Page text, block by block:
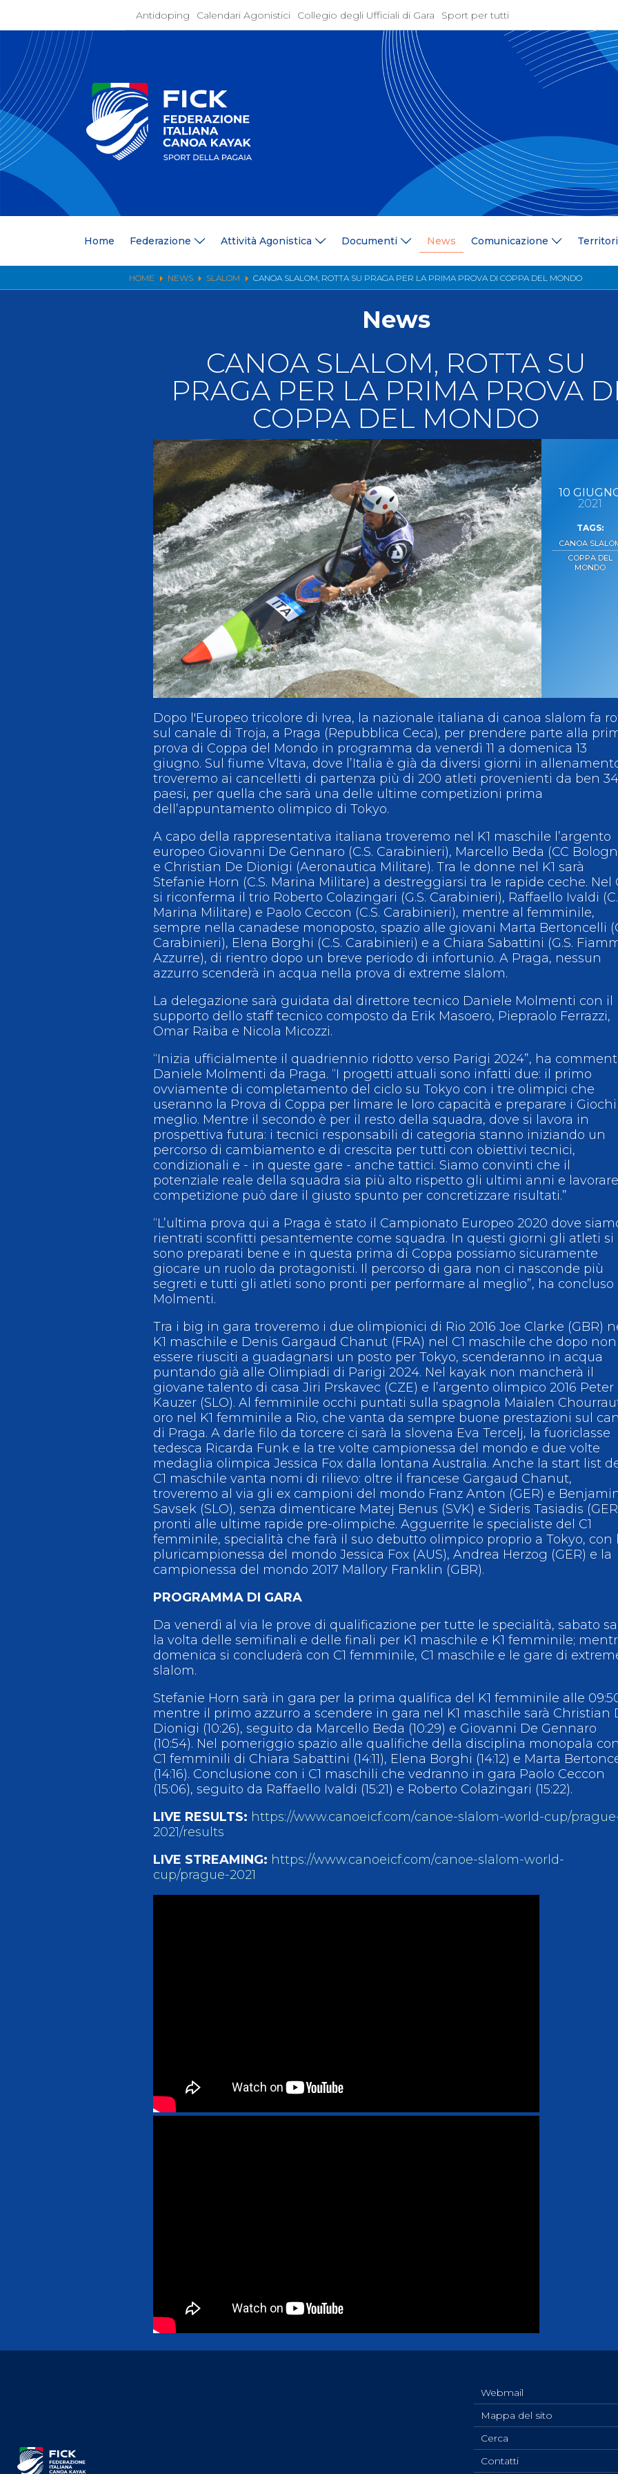
Antidoping Calendari Agonistici Collegio degli Ufficiali di Gara Sport per tutti
Home Federazione Attività Agonistica Documenti News Comunicazione
HOME NEWS SLALOM CANOA SLALOM, ROTTA SU PRAGA PER LA PRIMA PROVA DI COPPA DEL MONDO
Home
Whistleblowing
Attività Agonistica
Convocazioni
Documentazione Tecnica
Risultati On Line
Classifiche
FICK Coach
Dual Career
News Comunicazione
Ufficio Stampa
Territorio
Comitati/Delegati
Contatti e organigramma
Regolamento di Giustizia
Invito Pubblico Organi di Giustizia
Corte D'Appello Federale
Giudice Sportivo Nazionale
Antidoping Calendari Agonistici Collegio degli Ufficiali di Gara Sport per tutti
Mappa del sito Cerca Contatti Photogallery Videogallery Whistleblowing
Privacy Policy
Cookie policy
News
CANOA SLALOM, ROTTA SU
PRAGA PER LA PRIMA PROVA DI
COPPA DEL MONDO
10
2021
CANOA
COPPA DEL
MONDO
Dopo l'Europeo tricolore di Ivrea, la nazionale italiana di canoa slalom fa
sul canale di Troja, a Praga (Repubblica Ceca), per prendere parte alla
prova di Coppa del Mondo in programma da venerdì 11 a domenica 13
giugno. Sul fiume Vltava, dove l’Italia è già da diversi giorni in
troveremo ai cancelletti di partenza più di 200 atleti provenienti da ben 34
paesi, per quella che sarà una delle ultime competizioni prima
dell’appuntamento olimpico di Tokyo.
A capo della rappresentativa italiana troveremo nel K1 maschile l’argento
europeo Giovanni De Gennaro (C.S. Carabinieri), Marcello Beda (CC
e Christian De Dionigi (Aeronautica Militare). Tra le donne nel K1 sarà
Stefanie Horn (C.S. Marina Militare) a destreggiarsi tra le rapide ceche. Nel
si riconferma il trio Roberto Colazingari (G.S. Carabinieri), Raffaello Ivaldi
Marina Militare) e Paolo Ceccon (C.S. Carabinieri), mentre al femminile,
sempre nella canadese monoposto, spazio alle giovani Marta Bertoncelli
Carabinieri), Elena Borghi (C.S. Carabinieri) e a Chiara Sabattini (G.S.
Azzurre), di rientro dopo un breve periodo di infortunio. A Praga, nessun
azzurro scenderà in acqua nella prova di extreme slalom.
La delegazione sarà guidata dal direttore tecnico Daniele Molmenti con il
supporto dello staff tecnico composto da Erik Masoero, Piepraolo Ferrazzi,
Omar Raiba e Nicola Micozzi.
“Inizia ufficialmente il quadriennio ridotto verso Parigi 2024”, ha
Daniele Molmenti da Praga. “I progetti attuali sono infatti due: il primo
ovviamente di completamento del ciclo su Tokyo con i tre olimpici che
useranno la Prova di Coppa per limare le loro capacità e preparare i Giochi
meglio. Mentre il secondo è per il resto della squadra, dove si lavora in
prospettiva futura: i tecnici responsabili di categoria stanno iniziando un
percorso di cambiamento e di crescita per tutti con obiettivi tecnici,
condizionali e - in queste gare - anche tattici. Siamo convinti che il
potenziale reale della squadra sia più alto rispetto gli ultimi anni e
competizione può dare il giusto spunto per concretizzare risultati.”
“L’ultima prova qui a Praga è stato il Campionato Europeo 2020 dove
rientrati sconfitti pesantemente come squadra. In questi giorni gli atleti si
sono preparati bene e in questa prima di Coppa possiamo sicuramente
giocare un ruolo da protagonisti. Il percorso di gara non ci nasconde più
segreti e tutti gli atleti sono pronti per performare al meglio”, ha concluso
Molmenti.
Tra i big in gara troveremo i due olimpionici di Rio 2016 Joe Clarke (GBR)
K1 maschile e Denis Gargaud Chanut (FRA) nel C1 maschile che dopo non
essere riusciti a guadagnarsi un posto per Tokyo, scenderanno in acqua
puntando già alle Olimpiadi di Parigi 2024. Nel kayak non mancherà il
giovane talento di casa Jiri Prskavec (CZE) e l’argento olimpico 2016 Peter
Kauzer (SLO). Al femminile occhi puntati sulla spagnola Maialen
oro nel K1 femminile a Rio, che vanta da sempre buone prestazioni sul
di Praga. A darle filo da torcere ci sarà la slovena Eva Tercelj, la fuoriclasse
tedesca Ricarda Funk e la tre volte campionessa del mondo e due volte
medaglia olimpica Jessica Fox dalla lontana Australia. Anche la start list
C1 maschile vanta nomi di rilievo: oltre il francese Gargaud Chanut,
troveremo al via gli ex campioni del mondo Franz Anton (GER) e
Savsek (SLO), senza dimenticare Matej Benus (SVK) e Sideris Tasiadis
pronti alle ultime rapide pre-olimpiche. Agguerrite le specialiste del C1
femminile, specialità che farà il suo debutto olimpico proprio a Tokyo, con
pluricampionessa del mondo Jessica Fox (AUS), Andrea Herzog (GER) e la
campionessa del mondo 2017 Mallory Franklin (GBR).
PROGRAMMA DI GARA
Da venerdì al via le prove di qualificazione per tutte le specialità, sabato
la volta delle semifinali e delle finali per K1 maschile e K1 femminile;
domenica si concluderà con C1 femminile, C1 maschile e le gare di
slalom.
Stefanie Horn sarà in gara per la prima qualifica del K1 femminile alle
mentre il primo azzurro a scendere in gara nel K1 maschile sarà Christian
Dionigi (10:26), seguito da Marcello Beda (10:29) e Giovanni De Gennaro
(10:54). Nel pomeriggio spazio alle qualifiche della disciplina monopala
C1 femminili di Chiara Sabattini (14:11), Elena Borghi (14:12) e Marta
(14:16). Conclusione con i C1 maschili che vedranno in gara Paolo Ceccon
(15:06), seguito da Raffaello Ivaldi (15:21) e Roberto Colazingari (15:22).
LIVE RESULTS: https://www.canoeicf.com/canoe-slalom-world-cup/
2021/results
LIVE STREAMING: https://www.canoeicf.com/canoe-slalom-world-
cup/prague-2021
Webmail
Mappa del sito
Cerca
Contatti